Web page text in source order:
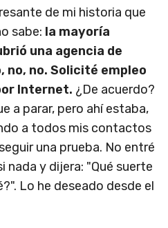
de mi historia que
sabe: la mayoría
una agencia de
no, no. Solicité empleo
Internet. ¿De acuerdo?
a parar, pero ahí estaba,
a todos mis contactos
una prueba. No entré
nada y dijera: "Qué suerte
Lo he deseado desde el